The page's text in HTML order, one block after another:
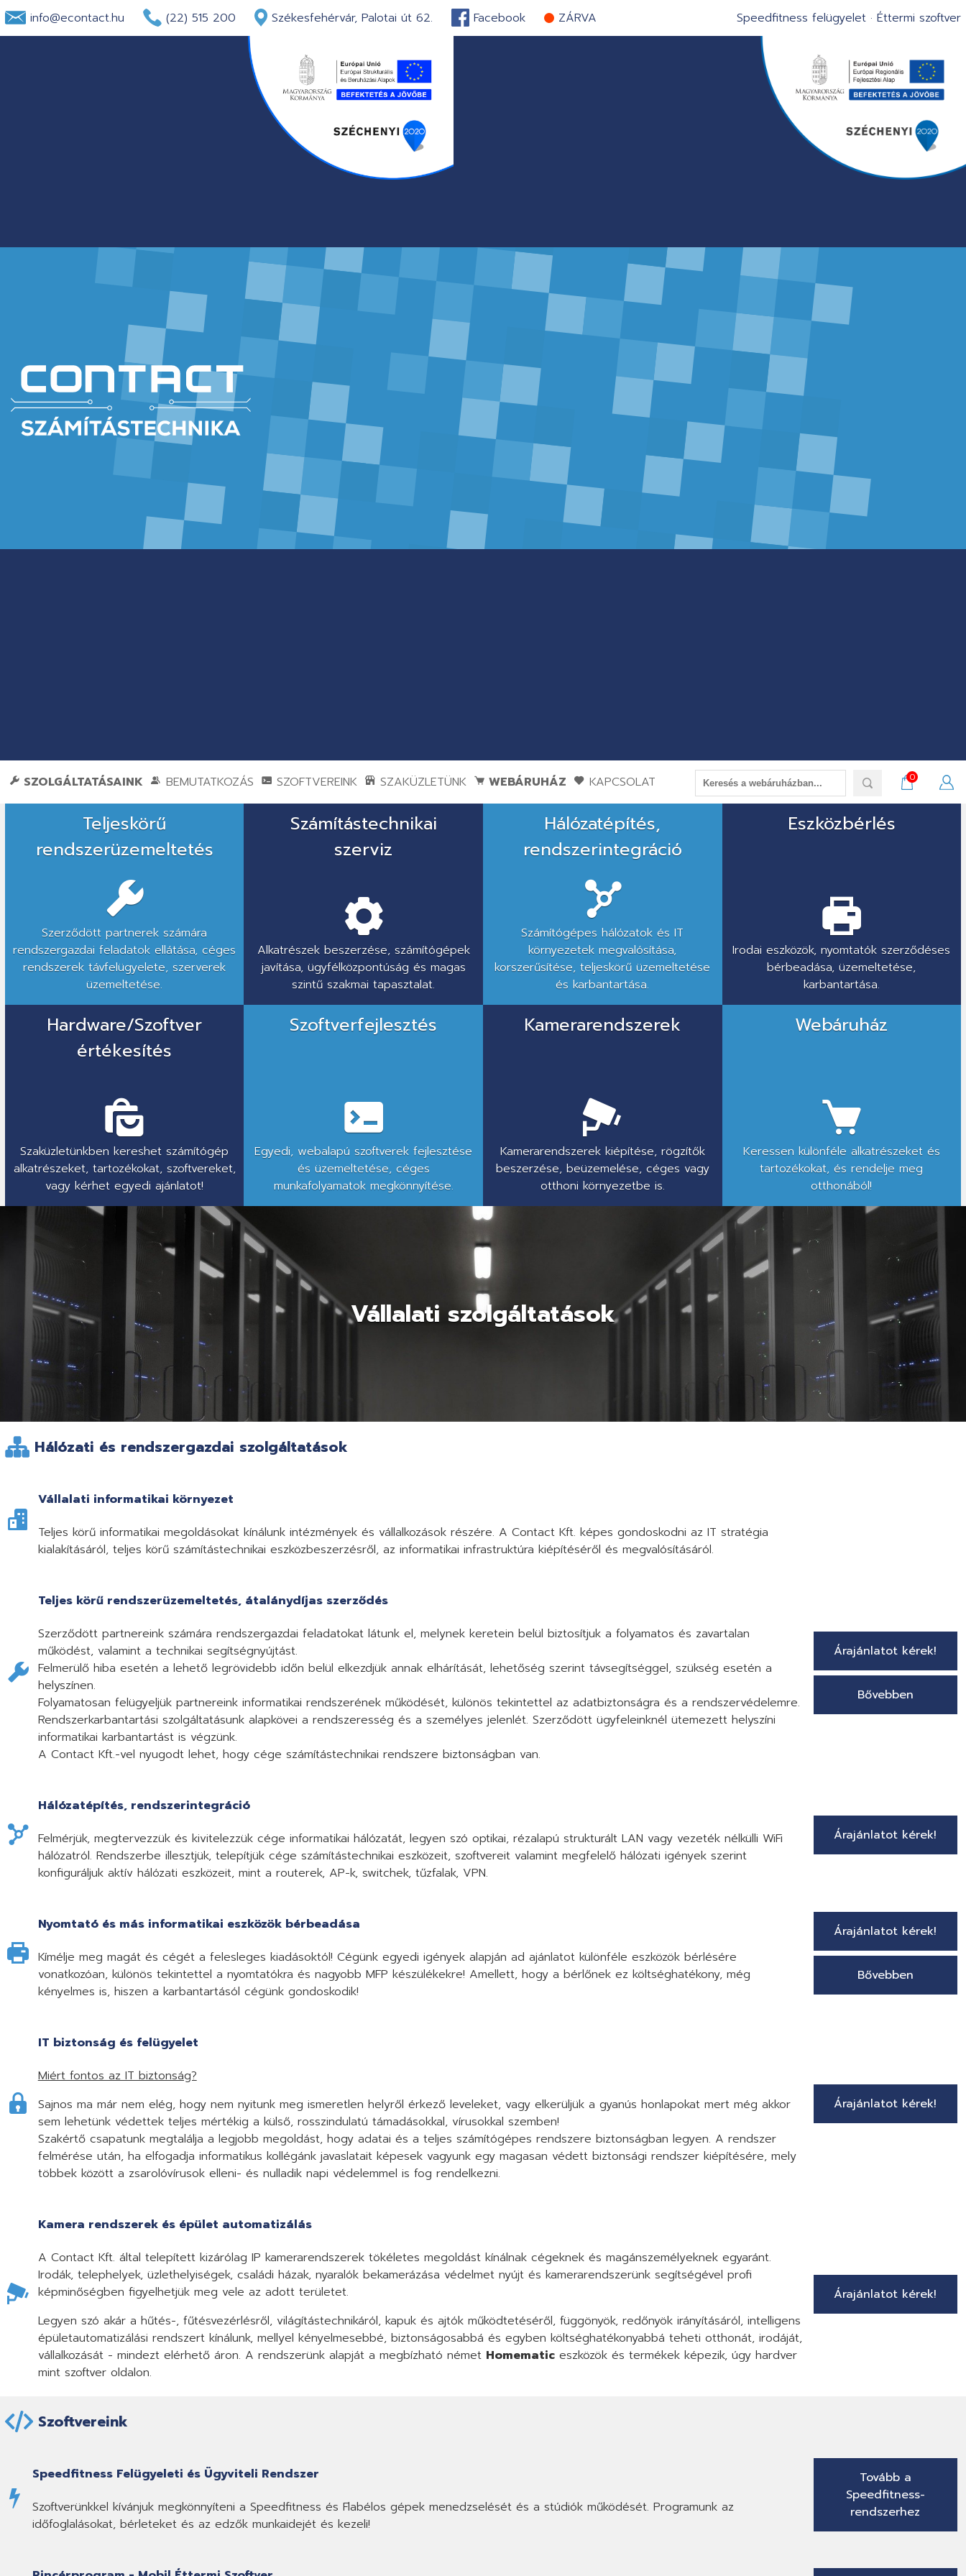
info@econtact.hu (22) 515 200 Székesfehérvár, Palotai út 62. Facebook ZÁRVA Speedfitness felügyelet ·Éttermi szoftver
SZOLGÁLTATÁSAINK BEMUTATKOZÁS SZOFTVEREINK SZAKÜZLETÜNK WEBÁRUHÁZ KAPCSOLAT 0
kiépítés,
szoftverfejlesztés,
szoftver
Teljeskörű
rendszerüzemeltetés
Szerződött partnerek számára
rendszergazdai feladatok ellátása, céges
rendszerek távfelügyelete, szerverek
üzemeltetése.
Számítástechnikai
szerviz
Alkatrészek beszerzése, számítógépek
javítása, ügyfélközpontúság és magas
szintű szakmai tapasztalat.
Hálózatépítés,
rendszerintegráció
Számítógépes hálózatok és IT
környezetek megvalósítása,
korszerűsítése, teljeskörű üzemeltetése
és karbantartása.
Eszközbérlés
Irodai eszközök, nyomtatók szerződéses
bérbeadása, üzemeltetése,
karbantartása.
Hardware/Szoftver
értékesítés
Szaküzletünkben kereshet számítógép
alkatrészeket, tartozékokat, szoftvereket,
vagy kérhet egyedi ajánlatot!
Szoftverfejlesztés
Egyedi, webalapú szoftverek fejlesztése
és üzemeltetése, céges
munkafolyamatok megkönnyítése.
Kamerarendszerek
Kamerarendszerek kiépítése, rögzítők
beszerzése, beüzemelése, céges vagy
otthoni környezetbe is.
Webáruház
Keressen különféle alkatrészeket és
tartozékokat, és rendelje meg
otthonából!
Vállalati szolgáltatások
Hálózati és rendszergazdai szolgáltatások
Vállalati informatikai környezet
Teljes körű informatikai megoldásokat kínálunk intézmények és vállalkozások részére. A Contact Kft. képes gondoskodni az IT stratégia
kialakításáról, teljes körű számítástechnikai eszközbeszerzésről, az informatikai infrastruktúra kiépítéséről és megvalósításáról.
Teljes körű rendszerüzemeltetés, átalánydíjas szerződés
Szerződött partnereink számára rendszergazdai feladatokat látunk el, melynek keretein belül biztosítjuk a folyamatos és zavartalan
működést, valamint a technikai segítségnyújtást.
Felmerülő hiba esetén a lehető legrövidebb időn belül elkezdjük annak elhárítását, lehetőség szerint távsegítséggel, szükség esetén a
helyszínen.
Folyamatosan felügyeljük partnereink informatikai rendszerének működését, különös tekintettel az adatbiztonságra és a rendszervédelemre.
Rendszerkarbantartási szolgáltatásunk alapkövei a rendszeresség és a személyes jelenlét. Szerződött ügyfeleinknél ütemezett helyszíni
informatikai karbantartást is végzünk.
A Contact Kft.-vel nyugodt lehet, hogy cége számítástechnikai rendszere biztonságban van.
Árajánlatot kérek!
Bővebben
Hálózatépítés, rendszerintegráció
Felmérjük, megtervezzük és kivitelezzük cége informatikai hálózatát, legyen szó optikai, rézalapú strukturált LAN vagy vezeték nélkülli WiFi
hálózatról. Rendszerbe illesztjük, telepítjük cége számítástechnikai eszközeit, szoftvereit valamint megfelelő hálózati igények szerint
konfiguráljuk aktív hálózati eszközeit, mint a routerek, AP-k, switchek, tűzfalak, VPN.
Árajánlatot kérek!
Nyomtató és más informatikai eszközök bérbeadása
Kímélje meg magát és cégét a felesleges kiadásoktól! Cégünk egyedi igények alapján ad ajánlatot különféle eszközök bérlésére
vonatkozóan, különös tekintettel a nyomtatókra és nagyobb MFP készülékekre! Amellett, hogy a bérlőnek ez költséghatékony, még
kényelmes is, hiszen a karbantartásól cégünk gondoskodik!
Árajánlatot kérek!
Bővebben
IT biztonság és felügyelet
Miért fontos az IT biztonság?
Sajnos ma már nem elég, hogy nem nyitunk meg ismeretlen helyről érkező leveleket, vagy elkerüljük a gyanús honlapokat mert még akkor
sem lehetünk védettek teljes mértékig a külső, rosszindulatú támadásokkal, vírusokkal szemben!
Szakértő csapatunk megtalálja a legjobb megoldást, hogy adatai és a teljes számítógépes rendszere biztonságban legyen. A rendszer
felmérése után, ha elfogadja informatikus kollégánk javaslatait képesek vagyunk egy magasan védett biztonsági rendszer kiépítésére, mely
többek között a zsarolóvírusok elleni- és nulladik napi védelemmel is fog rendelkezni.
Árajánlatot kérek!
Kamera rendszerek és épület automatizálás
A Contact Kft. által telepített kizárólag IP kamerarendszerek tökéletes megoldást kínálnak cégeknek és magánszemélyeknek egyaránt.
Irodák, telephelyek, üzlethelyiségek, családi házak, nyaralók bekamerázása védelmet nyújt és kamerarendszerünk segítségével profi
képminőségben figyelhetjük meg vele az adott területet.
Legyen szó akár a hűtés-, fűtésvezérlésről, világítástechnikáról, kapuk és ajtók működtetéséről, függönyök, redőnyök irányításáról, intelligens
épületautomatizálási rendszert kínálunk, mellyel kényelmesebbé, biztonságosabbá és egyben költséghatékonyabbá teheti otthonát, irodáját,
vállalkozását - mindezt elérhető áron. A rendszerünk alapját a megbízható német Homematiceszközök és termékek képezik, úgy hardver
mint szoftver oldalon.
Árajánlatot kérek!
Szoftvereink
Speedfitness Felügyeleti és Ügyviteli Rendszer
Szoftverünkkel kívánjuk megkönnyíteni a Speedfitness és Flabélos gépek menedzselését és a stúdiók működését. Programunk az
időfoglalásokat, bérleteket és az edzők munkaidejét és kezeli!
Tovább a
Speedfitness-
rendszerhez